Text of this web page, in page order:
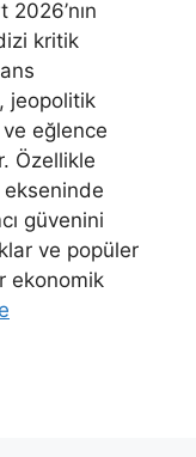
kritik
jeopolitik
eğlence
Özellikle
güvenini
ve popüler
ekonomik